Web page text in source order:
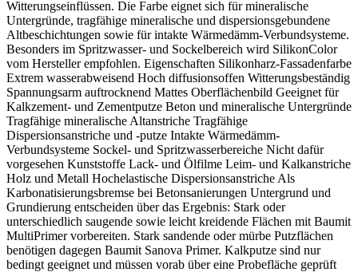
Witterungseinflüssen. Die Farbe eignet sich für mineralische
Untergründe, tragfähige mineralische und dispersionsgebundene
Altbeschichtungen sowie für intakte Wärmedämm-Verbundsysteme.
Besonders im Spritzwasser- und Sockelbereich wird SilikonColor
vom Hersteller empfohlen. Eigenschaften Silikonharz-Fassadenfarbe
Extrem wasserabweisend Hoch diffusionsoffen Witterungsbeständig
Spannungsarm auftrocknend Mattes Oberflächenbild Geeignet für
Kalkzement- und Zementputze Beton und mineralische Untergründe
Tragfähige mineralische Altanstriche Tragfähige
Dispersionsanstriche und -putze Intakte Wärmedämm-
Verbundsysteme Sockel- und Spritzwasserbereiche Nicht dafür
vorgesehen Kunststoffe Lack- und Ölfilme Leim- und Kalkanstriche
Holz und Metall Hochelastische Dispersionsanstriche Als
Karbonatisierungsbremse bei Betonsanierungen Untergrund und
Grundierung entscheiden über das Ergebnis: Stark oder
unterschiedlich saugende sowie leicht kreidende Flächen mit Baumit
MultiPrimer vorbereiten. Stark sandende oder mürbe Putzflächen
benötigen dagegen Baumit Sanova Primer. Kalkputze sind nur
bedingt geeignet und müssen vorab über eine Probefläche geprüft